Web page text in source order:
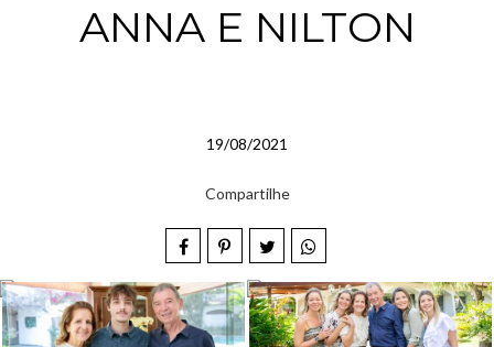
ANNA E NILTON
19/08/2021
Compartilhe